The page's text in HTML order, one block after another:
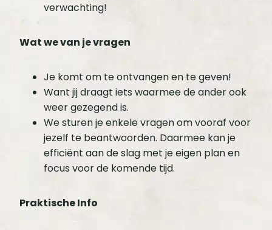
verwachting!
Wat we van je vragen
Je komt om te ontvangen en te geven!
Want jij draagt iets waarmee de ander ook
weer gezegend is.
We sturen je enkele vragen om vooraf voor
jezelf te beantwoorden. Daarmee kan je
efficiënt aan de slag met je eigen plan en
focus voor de komende tijd.
Praktische Info